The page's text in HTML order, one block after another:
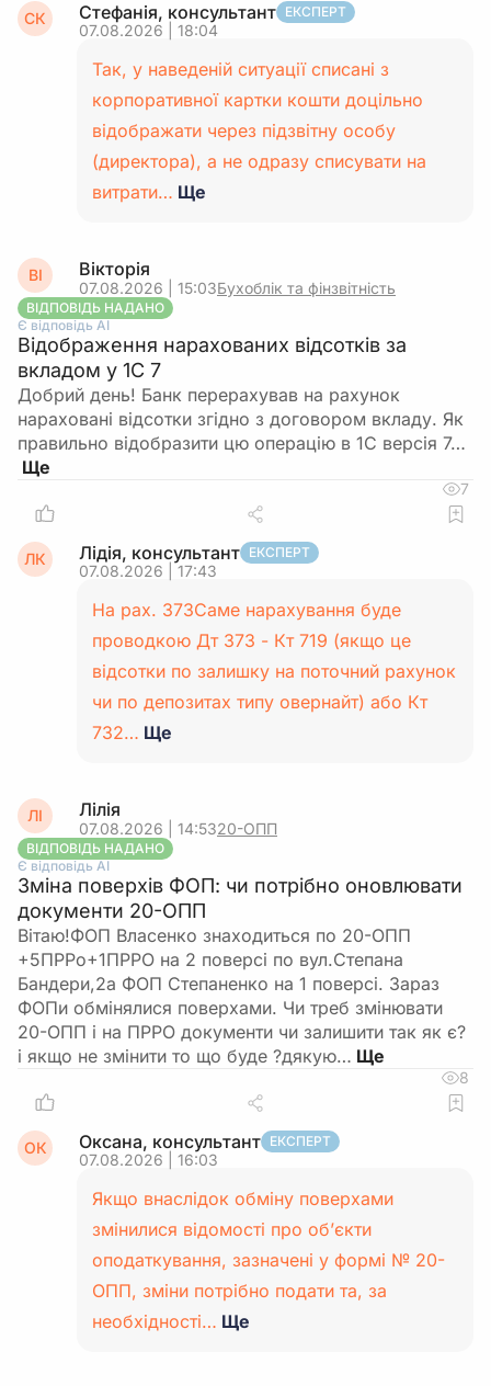
СК Стефанія, консультант ЕКСПЕРТ
07.08.2026 | 18:04
Так, у наведеній ситуації списані з
корпоративної картки кошти доцільно
відображати через підзвітну особу
(директора), а не одразу списувати на
витрати… Ще
ВІ Вікторія
07.08.2026 | 15:03Бухоблік та фінзвітність
ВІДПОВІДЬ НАДАНО
Є відповідь АІ
Відображення нарахованих відсотків за
вкладом у 1С 7
Добрий день! Банк перерахував на рахунок
нараховані відсотки згідно з договором вкладу. Як
правильно відобразити цю операцію в 1С версія 7…
7
ЛК Лідія, консультант ЕКСПЕРТ
07.08.2026 | 17:43
На рах. 373Саме нарахування буде
проводкою Дт 373 - Кт 719 (якщо це
відсотки по залишку на поточний рахунок
чи по депозитах типу овернайт) або Кт
732… Ще
ЛІ Лілія
07.08.2026 | 14:5320-ОПП
ВІДПОВІДЬ НАДАНО
Є відповідь АІ
Зміна поверхів ФОП: чи потрібно оновлювати
документи 20-ОПП
Вітаю!ФОП Власенко знаходиться по 20-ОПП
+5ПРРо+1ПРРО на 2 поверсі по вул.Степана
Бандери,2а ФОП Степаненко на 1 поверсі. Зараз
ФОПи обмінялися поверхами. Чи треб змінювати
20-ОПП і на ПРРО документи чи залишити так як є?
і якщо не змінити то що буде ?дякую…
8
ОК Оксана, консультант ЕКСПЕРТ
07.08.2026 | 16:03
Якщо внаслідок обміну поверхами
змінилися відомості про об’єкти
оподаткування, зазначені у формі № 20-
ОПП, зміни потрібно подати та, за
необхідності… Ще